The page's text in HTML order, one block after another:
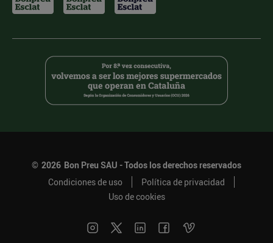
© 2026 Bon Preu SAU - Todos los derechos reservados
Condiciones de uso
Política de privacidad
Uso de cookies